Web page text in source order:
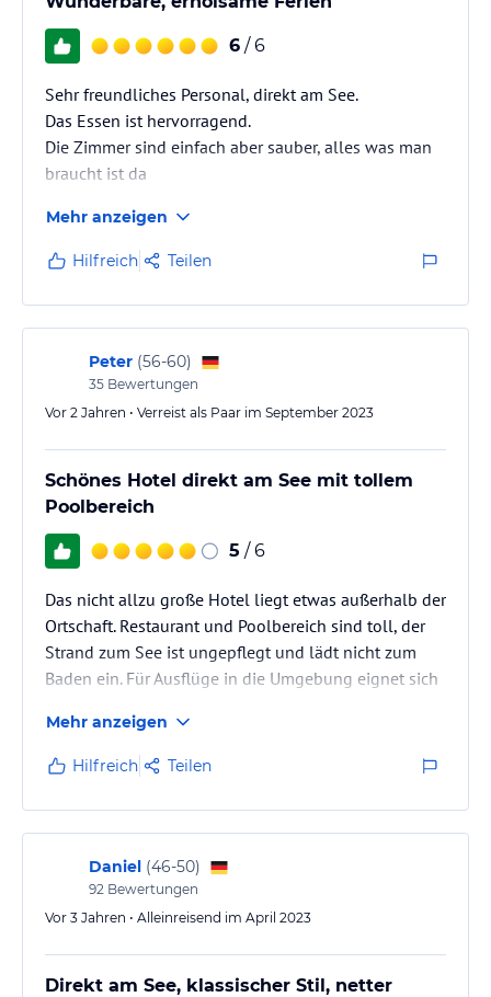
6 / 6
Sehr freundliches Personal, direkt am See.
Das Essen ist hervorragend.
Die Zimmer sind einfach aber sauber, alles was man
braucht ist da
Mehr anzeigen
Hilfreich Teilen
Peter (56-60)
35 Bewertungen
Vor 2 Jahren • Verreist als Paar im September 2023
Schönes Hotel direkt am See mit tollem
Poolbereich
5 / 6
Das nicht allzu große Hotel liegt etwas außerhalb der
Ortschaft. Restaurant und Poolbereich sind toll, der
Strand zum See ist ungepflegt und lädt nicht zum
Baden ein. Für Ausflüge in die Umgebung eignet sich
Kostenlose Parkmöglichkeiten sind ausreichend
vorhanden.
Mehr anzeigen
Hilfreich Teilen
Daniel (46-50)
92 Bewertungen
Vor 3 Jahren • Alleinreisend im April 2023
Direkt am See, klassischer Stil, netter